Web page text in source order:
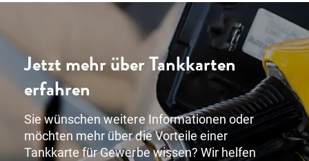
Jetzt mehr über Tankkarten
erfahren
Sie wünschen weitere Informationen oder
möchten mehr über die Vorteile einer
Tankkarte für Gewerbe wissen? Wir helfen